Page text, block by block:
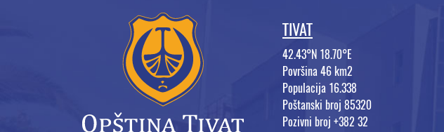
TIVAT
42.43°N 18.70°E
Površina 46 km2
Populacija 16.338
Poštanski broj 85320
Pozivni broj +382 32